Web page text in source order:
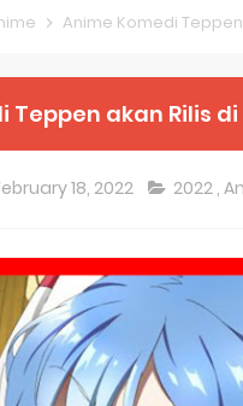
Forex-themed Kurumi-
Petals of Reincarnation
The Warrior Princess and
Mistress Kanan is
Sakuna: Of Rice and Ruin
Anime Komedi
Teppen akan Rilis di
18, 2022 2022 ,